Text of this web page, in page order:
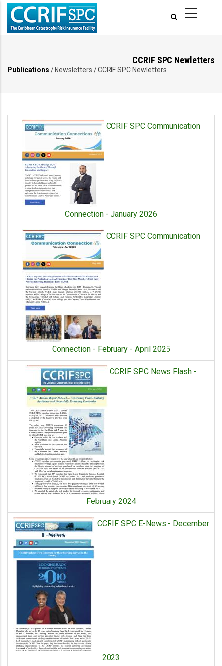
Pasar
contenido
CCRIF SPC Newletters
navegación
Publications / Newsletters /CCRIF SPC Newletters
CCRIF SPC Communication
Connection - January 2026
CCRIF SPC Communication
Connection - February - April 2025
CCRIF SPC News Flash -
February 2024
CCRIF SPC E-News - December
2023